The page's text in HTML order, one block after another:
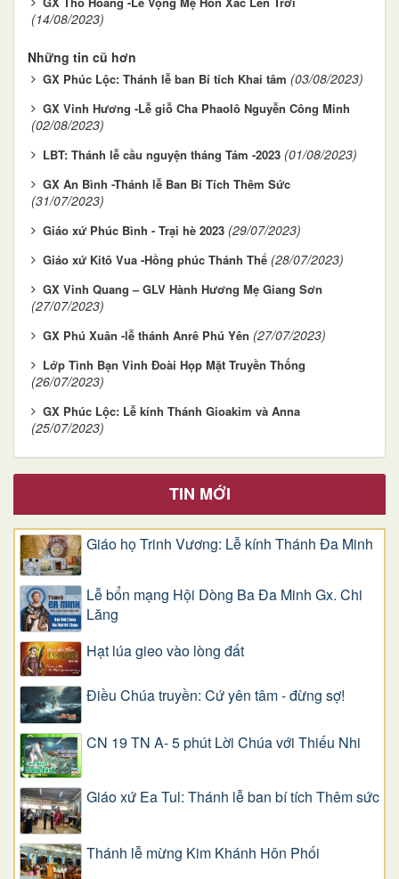
(14/08/2023)
Những tin cũ hơn
GX Phúc Lộc: Thánh lễ ban Bí tích Khai tâm (03/08/2023)
GX Vinh Hương -Lễ giỗ Cha Phaolô Nguyễn Công Minh
(02/08/2023)
LBT: Thánh lễ cầu nguyện tháng Tám -2023 (01/08/2023)
GX An Bình -Thánh lễ Ban Bí Tích Thêm Sức
(31/07/2023)
Giáo xứ Phúc Bình - Trại hè 2023 (29/07/2023)
Giáo xứ Kitô Vua -Hồng phúc Thánh Thể (28/07/2023)
GX Vinh Quang – GLV Hành Hương Mẹ Giang Sơn
(27/07/2023)
GX Phú Xuân -lễ thánh Anrê Phú Yên (27/07/2023)
Lớp Tình Bạn Vinh Đoài Họp Mặt Truyền Thống
(26/07/2023)
GX Phúc Lộc: Lễ kính Thánh Gioakim và Anna
(25/07/2023)
TIN MỚI
Giáo họ Trinh Vương: Lễ kính Thánh Đa Minh
Lễ bổn mạng Hội Dòng Ba Đa Minh Gx. Chi
Lăng
Hạt lúa gieo vào lòng đất
Điều Chúa truyền: Cứ yên tâm - đừng sợ!
CN 19 TN A- 5 phút Lời Chúa với Thiếu Nhi
Giáo xứ Ea Tul: Thánh lễ ban bí tích Thêm sức
Thánh lễ mừng Kim Khánh Hôn Phối